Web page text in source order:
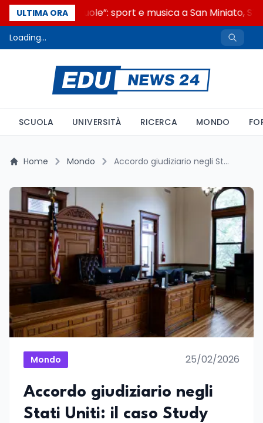
ULTIMA ORA
“Noi siamo le Scuole”: sport e musica a San Miniato,
Loading...
SCUOLA UNIVERSITÀ RICERCA MONDO
Home Mondo Accordo giudiziario negli Stati Uniti: il caso Study Across the Pond e la violazione del divieto sugli incentivi nel reclutamento di studenti
Mondo 25/02/2026
Accordo giudiziario negli
Stati Uniti: il caso Study